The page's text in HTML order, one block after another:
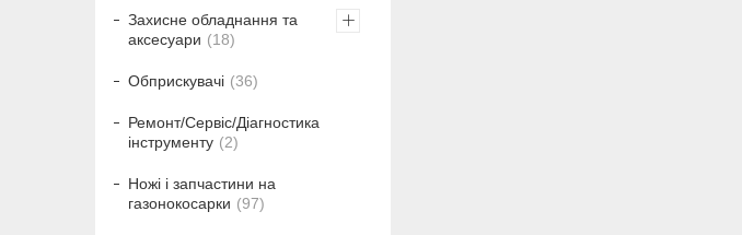
Захисне обладнання та
аксесуари
18
Обприскувачі 36
Ремонт/Сервіс/Діагностика
інструменту
2
Ножі і запчастини на
газонокосарки
97